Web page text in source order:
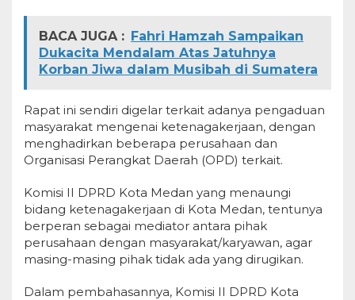
BACA JUGA : Fahri Hamzah Sampaikan
Dukacita Mendalam Atas Jatuhnya
Korban Jiwa dalam Musibah di Sumatera
Rapat ini sendiri digelar terkait adanya pengaduan
masyarakat mengenai ketenagakerjaan, dengan
menghadirkan beberapa perusahaan dan
Organisasi Perangkat Daerah (OPD) terkait.
Komisi II DPRD Kota Medan yang menaungi
bidang ketenagakerjaan di Kota Medan, tentunya
berperan sebagai mediator antara pihak
perusahaan dengan masyarakat/karyawan, agar
masing-masing pihak tidak ada yang dirugikan.
Dalam pembahasannya, Komisi II DPRD Kota